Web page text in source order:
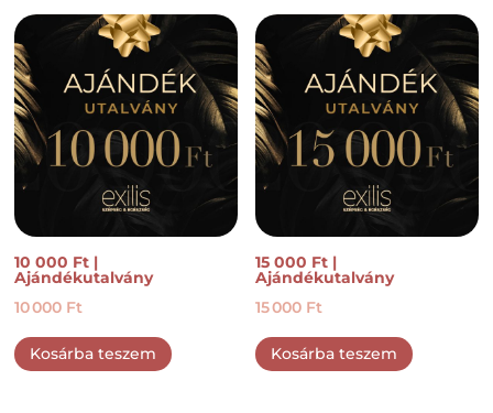
10 000 Ft |
Ajándékutalvány
10 000 Ft
Kosárba teszem
15 000 Ft |
Ajándékutalvány
15 000 Ft
Kosárba teszem